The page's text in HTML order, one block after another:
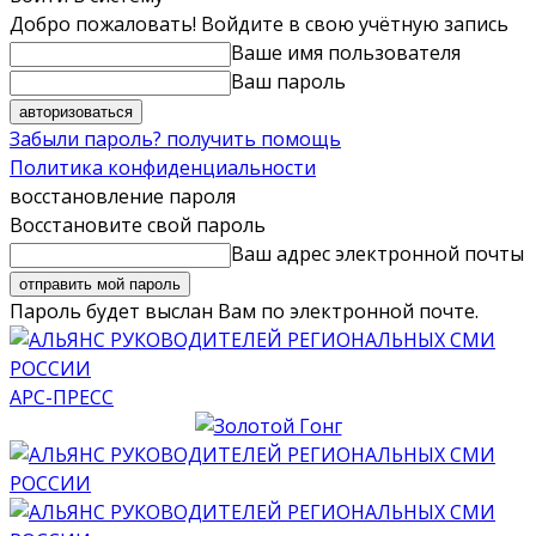
Добро пожаловать! Войдите в свою учётную запись
Ваше имя пользователя
Ваш пароль
Забыли пароль? получить помощь
Политика конфиденциальности
восстановление пароля
Восстановите свой пароль
Ваш адрес электронной почты
Пароль будет выслан Вам по электронной почте.
АРС-ПРЕСС